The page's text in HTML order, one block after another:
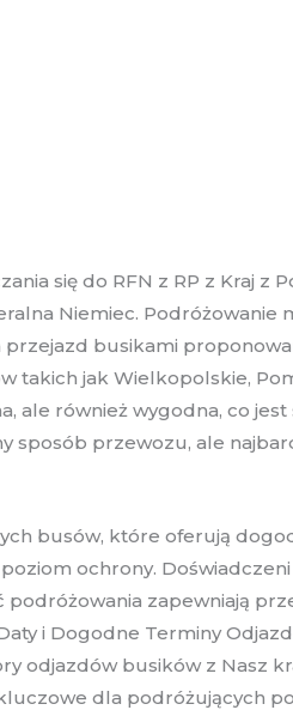
się do RFN z RP z Kraj z
Niemiec. Podróżowanie
busikami
takich jak Wielkopolskie,
ale również wygodna, co
sposób przewozu, ale
busów, które oferują
ochrony.
podróżowania zapewniają
i Dogodne Terminy
odjazdów busików z Nasz
dla podróżujących